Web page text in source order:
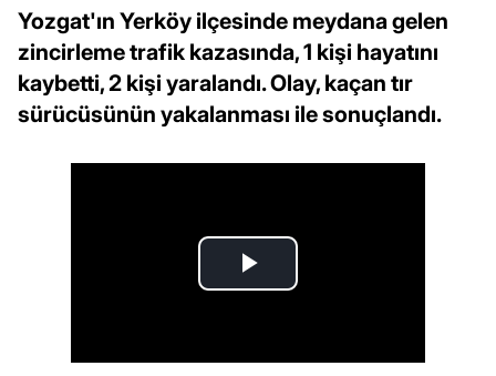
Yozgat'ın Yerköy ilçesinde meydana gelen
zincirleme trafik kazasında, 1 kişi hayatını
kaybetti, 2 kişi yaralandı. Olay, kaçan tır
sürücüsünün yakalanması ile sonuçlandı.